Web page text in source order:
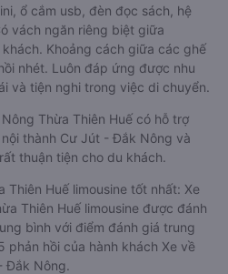
ổ cắm usb, đèn đọc sách, hệ
vách ngăn riêng biệt giữa
Khoảng cách giữa các ghế
nhét. Luôn đáp ứng được nhu
và tiện nghi trong việc di chuyển.
Thừa Thiên Huế có hỗ trợ
thành Cư Jút - Đắk Nông và
thuận tiện cho du khách.
Huế limousine tốt nhất: Xe
Thiên Huế limousine được đánh
bình với điểm đánh giá trung
hồi của hành khách Xe về
Đắk Nông.